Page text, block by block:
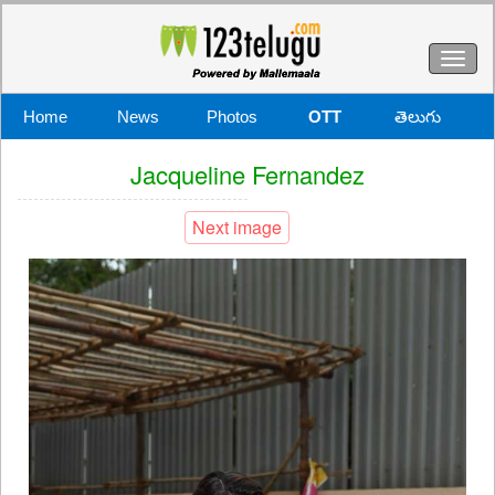
Home News Photos OTT తెలుగు
Jacqueline Fernandez
Next image